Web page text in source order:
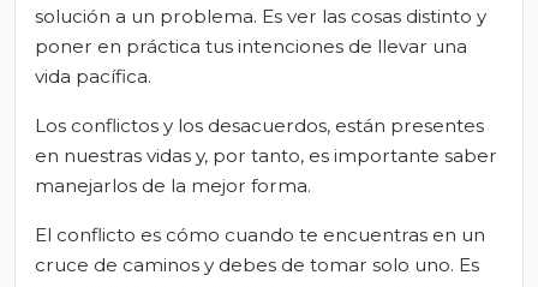
solución a un problema. Es ver las cosas distinto y
poner en práctica tus intenciones de llevar una
vida pacífica.
Los conflictos y los desacuerdos, están presentes
en nuestras vidas y, por tanto, es importante saber
manejarlos de la mejor forma.
El conflicto es cómo cuando te encuentras en un
cruce de caminos y debes de tomar solo uno. Es